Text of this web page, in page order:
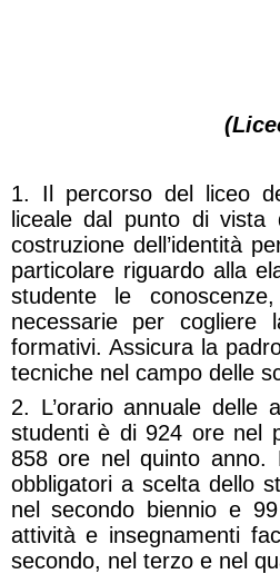
1. Il percorso del liceo
liceale dal punto di vista
costruzione dell’identità
particolare riguardo alla
studente le
necessarie per cogliere
formativi. Assicura la
tecniche nel campo delle
2. L’orario annuale delle
studenti è di 924 ore nel
858 ore nel quinto anno.
obbligatori a scelta dello
nel secondo biennio e
attività e insegnamenti
secondo, nel terzo e nel